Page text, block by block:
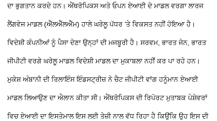
ਦਾ ਭੁਗਤਾਨ ਕਰਦੇ ਹਨ। ਐਂਥਰੋਪਿਕਸ ਅਤੇ ਓਪਨ ਏਆਈ ਦੇ ਮਾਡਲ ਵਰਗਾ ਲਾਰਜ
ਲੈਂਗਵੇਜ ਮਾਡਲ (ਐੱਲਐੱਲਐੱਮ) ਹਾਲੇ ਘਰੇਲੂ ਪੱਧਰ ’ਤੇ ਵਿਕਸਤ ਨਹੀਂ ਹੋਇਆ ਹੈ।
ਵਿਦੇਸ਼ੀ ਕੰਪਨੀਆਂ ਨੂੰ ਪੈਸਾ ਦੇਣਾ ਉਨ੍ਹਾਂ ਦੀ ਮਜਬੂਰੀ ਹੈ। ਸਰਵਮ, ਭਾਰਤ ਜੇਨ, ਭਾਰਤ
ਜੀਪੀਟੀ ਵਰਗੇ ਘਰੇਲੂ ਮਾਡਲ ਵਿਦੇਸ਼ੀ ਮਾਡਲ ਦਾ ਮੁਕਾਬਲਾ ਨਹੀਂ ਕਰ ਪਾ ਰਹੇ ਹਨ।
ਮੁਕੇਸ਼ ਅੰਬਾਨੀ ਦੀ ਰਿਲਾਇੰਸ ਇੰਡਸਟ੍ਰੀਜ਼ ਨੇ ਚੈਟ ਜੀਪੀਟੀ ਵਾਂਗ ਹਨੂੰਮਾਨ ਏਆਈ
ਮਾਡਲ ਲਿਆਉਣ ਦਾ ਐਲਾਨ ਕੀਤਾ ਸੀ। ਐਂਥਰੋਪਿਕਸ ਦੀ ਰਿਪੋਰਟ ਮੁਤਾਬਕ ਪੇਸ਼ੇਵਰਾਂ
ਵਿਚ ਏਆਈ ਦਾ ਇਸਤੇਮਾਲ ਇਸ ਲਈ ਤੇਜ਼ੀ ਨਾਲ ਵੱਧ ਰਿਹਾ ਹੈ ਕਿਉਂਕਿ ਉਹ ਇਸ ਦੀ